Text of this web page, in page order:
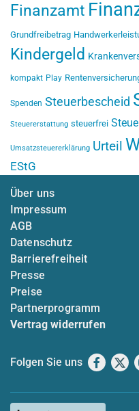
Finanzamt
Grundfreibetrag
Kindergeld
kompakt Play
Spenden Steuerbescheid
Steuererstattung steuerfrei
Umsatzsteuererklärung Urteil
EStG
Über uns
Impressum
AGB
Datenschutz
Barrierefreiheit
Presse
Preise
Partnerprogramm
Vertrag widerrufen
Folgen Sie uns X